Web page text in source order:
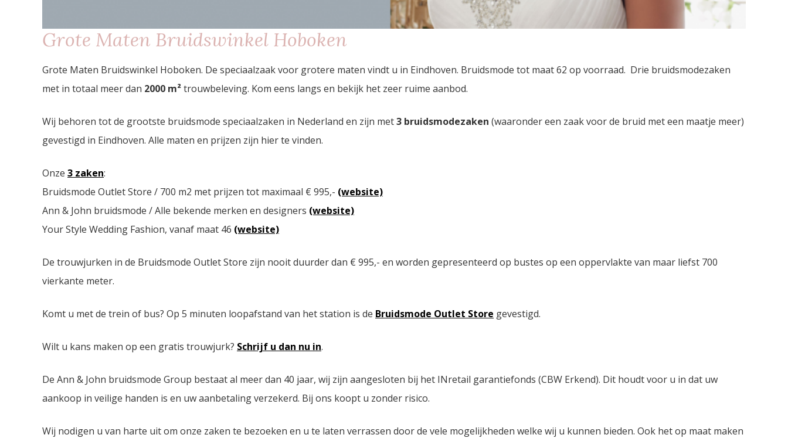
Grote Maten Bruidswinkel Hoboken
Grote Maten Bruidswinkel Hoboken. De speciaalzaak voor grotere maten vindt u in Eindhoven. Bruidsmode tot maat 62 op voorraad. Drie bruidsmodezaken
met in totaal meer dan 2000 m²trouwbeleving. Kom eens langs en bekijk het zeer ruime aanbod.
Wij behoren tot de grootste bruidsmode speciaalzaken in Nederland en zijn met3 bruidsmodezaken (waaronder een zaak voor de bruid met een maatje meer)
gevestigd in Eindhoven. Alle maten en prijzen zijn hier te vinden.
Onze 3 zaken:
Bruidsmode Outlet Store / 700 m2 met prijzen tot maximaal € 995,- (website)
Ann & John bruidsmode / Alle bekende merken en designers (website)
Your Style Wedding Fashion, vanaf maat 46 (website)
De trouwjurken in de Bruidsmode Outlet Store zijn nooit duurder dan € 995,- en worden gepresenteerd op bustes op een oppervlakte van maar liefst 700
vierkante meter.
Komt u met de trein of bus? Op 5 minuten loopafstand van het station is de Bruidsmode Outlet Store gevestigd.
Wilt u kans maken op een gratis trouwjurk? Schrijf u dan nu in.
De Ann & John bruidsmode Group bestaat al meer dan 40 jaar, wij zijn aangesloten bij het INretail garantiefonds (CBW Erkend). Dit houdt voor u in dat uw
aankoop in veilige handen is en uw aanbetaling verzekerd. Bij ons koopt u zonder risico.
Wij nodigen u van harte uit om onze zaken te bezoeken en u te laten verrassen door de vele mogelijkheden welke wij u kunnen bieden. Ook het op maat maken